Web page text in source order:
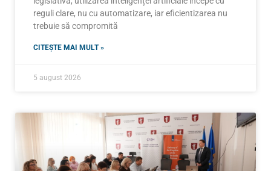
reguli clare, nu cu automatizare, iar eficientizarea nu
trebuie să compromită
CITEȘTE MAI MULT »
5 august 2026